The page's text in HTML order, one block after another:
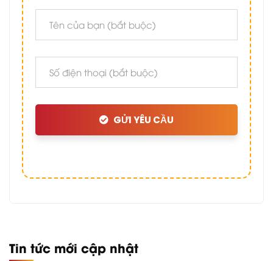
GỬI YÊU CẦU
Tin tức mới cập nhật